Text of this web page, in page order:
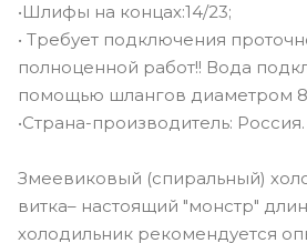
•Шлифы на концах:14/23;
• Требует подключения
полноценной работ!! Вода
помощью шлангов диаметром
•Страна-производитель: Россия.
Змеевиковый (спиральный)
витка– настоящий "монстр"
холодильник рекомендуется